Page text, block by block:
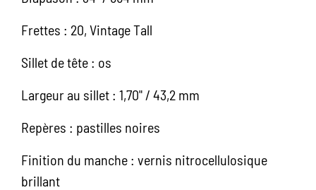
Frettes : 20, Vintage Tall
Sillet de tête : os
Largeur au sillet : 1,70" / 43,2 mm
Repères : pastilles noires
Finition du manche : vernis nitrocellulosique
brillant